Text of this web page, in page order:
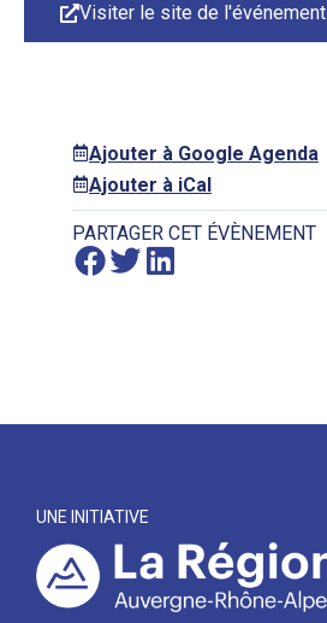
Visiter le site de l'événement
Ajouter à Google Agenda
Ajouter à iCal
PARTAGER CET ÉVÈNEMENT
UNE INITIATIVE